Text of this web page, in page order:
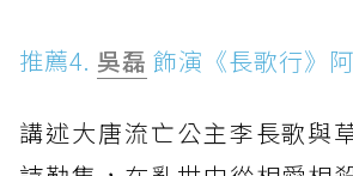
推薦4. 吳磊 飾演《長歌行》
講述大唐流亡公主李長歌與